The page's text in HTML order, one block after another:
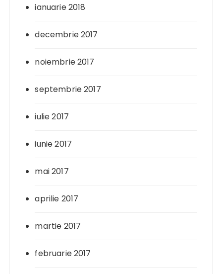
ianuarie 2018
decembrie 2017
noiembrie 2017
septembrie 2017
iulie 2017
iunie 2017
mai 2017
aprilie 2017
martie 2017
februarie 2017